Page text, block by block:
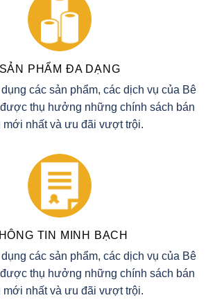
SẢN PHẨM ĐA DẠNG
các sản phẩm, các dịch vụ của Bê
thụ hưởng những chính sách bán
mới nhất và ưu đãi vượt trội.
TIN MINH BẠCH
các sản phẩm, các dịch vụ của Bê
thụ hưởng những chính sách bán
mới nhất và ưu đãi vượt trội.